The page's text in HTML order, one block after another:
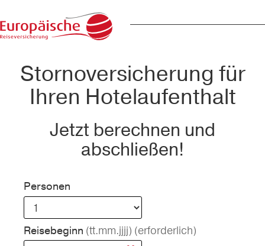
Stornoversicherung für
Ihren Hotelaufenthalt
Jetzt berechnen und
abschließen!
Personen
Reisebeginn (tt.mm.jjjj) (erforderlich)